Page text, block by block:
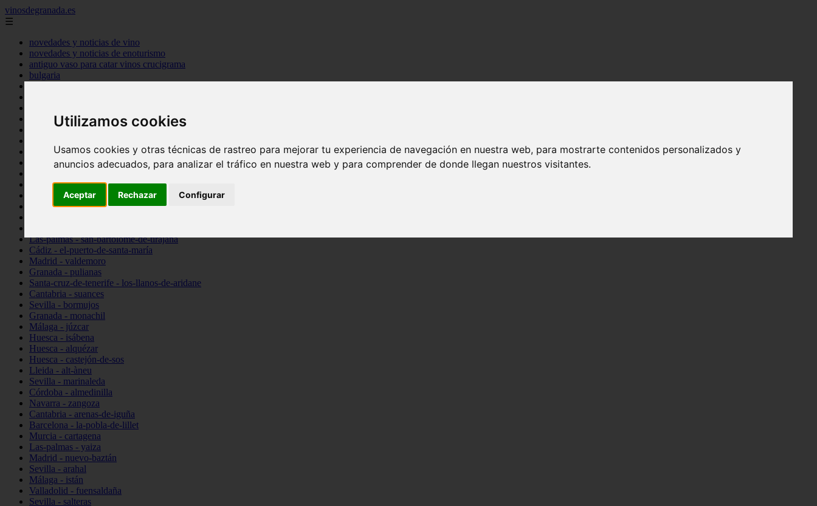
Utilizamos cookies
Usamos cookies y otras técnicas de rastreo para mejorar tu experiencia de navegación en nuestra web, para mostrarte contenidos personalizados y
anuncios adecuados, para analizar el tráfico en nuestra web y para comprender de donde llegan nuestros visitantes.
Aceptar Rechazar Configurar
vinosdegranada.es
☰
novedades y noticias de vino
novedades y noticias de enoturismo
antiguo vaso para catar vinos crucigrama
bulgaria
Córdoba - córdoba
Barcelona - barcelona
Ciudad-real - montiel
Santa-cruz-de-tenerife - guía-de-isora
La-rioja - casalarreina
Almería - roquetas-de-mar
Madrid - pozuelo-de-alarcón
Las-palmas - san-bartolomé-de-tirajana
Cádiz - el-puerto-de-santa-maría
Madrid - valdemoro
Granada - pulianas
Santa-cruz-de-tenerife - los-llanos-de-aridane
Cantabria - suances
Sevilla - bormujos
Granada - monachil
Málaga - júzcar
Huesca - isábena
Huesca - alquézar
Huesca - castejón-de-sos
Lleida - alt-àneu
Sevilla - marinaleda
Córdoba - almedinilla
Navarra - zangoza
Cantabria - arenas-de-iguña
Barcelona - la-pobla-de-lillet
Murcia - cartagena
Las-palmas - yaiza
Madrid - nuevo-baztán
Sevilla - arahal
Málaga - istán
Valladolid - fuensaldaña
Sevilla - salteras